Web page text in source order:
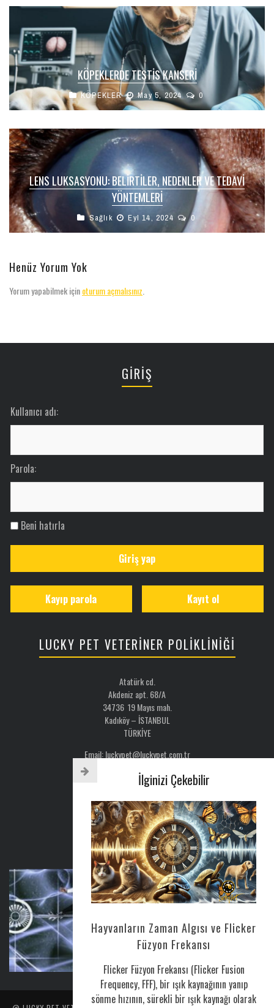
KÖPEKLERDE TESTIS KANSERI
KÖPEKLER May 5, 2024 0
LENS LUKSASYONU: BELIRTILER, NEDENLER VE TEDAVI
YÖNTEMLERI
Sağlık Eyl 14, 2024 0
Henüz Yorum Yok
Yorum yapabilmek içinoturum açmalısınız
İlginizi Çekebilir
Hayvanların Zaman Algısı ve Flicker
Füzyon Frekansı
Flicker Füzyon Frekansı (Flicker Fusion
Frequency, FFF), bir ışık kaynağının yanıp
sönme hızının, sürekli bir ışık kaynağı olarak
GİRİŞ
Kullanıcı adı:
Parola:
Beni hatırla
Giriş yap
Kayıt ol
Kayıp parola
LUCKY PET VETERİNER POLİKLİNİĞİ
Atatürk cd.
Akdeniz apt. 68/A
34736 19 Mayıs mah.
Kadıköy – İSTANBUL
TÜRKİYE
Email: luckypet@luckypet.com.tr
Sosyal Medya: @luckypetveterinerklinigi
Tel : 0216 386 77 52
AYLIK BÜLTEN
CORONAVIRUS HAKKINDA